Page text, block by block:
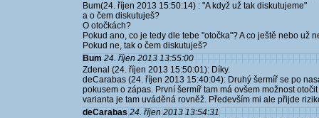
Bum(24. říjen 2013 15:50:14) : "A když už tak diskutujeme"
a o čem diskutuješ?
O otočkách?
Pokud ano, co je tedy dle tebe "otočka"? A co ještě nebo už
Pokud ne, tak o čem diskutuješ?
Bum 24. říjen 2013 13:55:00
Zdenal (24. říjen 2013 15:50:01): Díky.
deCarabas (24. říjen 2013 15:40:04): Druhý šermíř se po
pokusem o zápas. První šermíř tam má ovšem možnost
varianta je tam uváděná rovněž. Především mi ale přijde
deCarabas 24. říjen 2013 13:54:31